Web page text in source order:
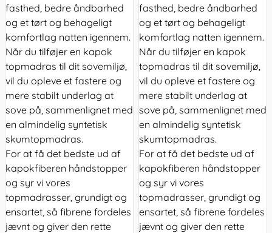
fasthed, bedre åndbarhed
og et tørt og behageligt
komfortlag natten igennem.
Når du tilføjer en kapok
topmadras til dit sovemiljø,
vil du opleve et fastere og
mere stabilt underlag at
sove på, sammenlignet med
en almindelig syntetisk
skumtopmadras.
For at få det bedste ud af
kapokfiberen håndstopper
og syr vi vores
topmadrasser, grundigt og
ensartet, så fibrene fordeles
jævnt og giver den rette
fasthed, bedre åndbarhed
og et tørt og behageligt
komfortlag natten igennem.
Når du tilføjer en kapok
topmadras til dit sovemiljø,
vil du opleve et fastere og
mere stabilt underlag at
sove på, sammenlignet med
en almindelig syntetisk
skumtopmadras.
For at få det bedste ud af
kapokfiberen håndstopper
og syr vi vores
topmadrasser, grundigt og
ensartet, så fibrene fordeles
jævnt og giver den rette